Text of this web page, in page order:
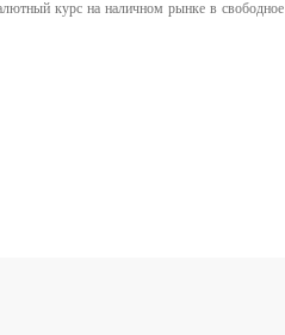
курс на наличном рынке в свободное